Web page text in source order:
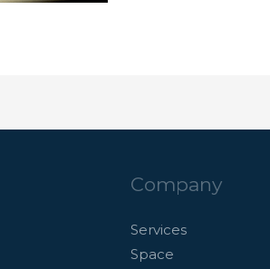
Company
Services
Space